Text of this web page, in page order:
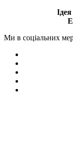
Ідея
Ми в соціальних